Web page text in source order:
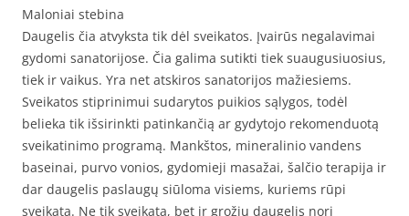
Maloniai stebina
Daugelis čia atvyksta tik dėl sveikatos. Įvairūs negalavimai
gydomi sanatorijose. Čia galima sutikti tiek suaugusiuosius,
tiek ir vaikus. Yra net atskiros sanatorijos mažiesiems.
Sveikatos stiprinimui sudarytos puikios sąlygos, todėl
belieka tik išsirinkti patinkančią ar gydytojo rekomenduotą
sveikatinimo programą. Mankštos, mineralinio vandens
baseinai, purvo vonios, gydomieji masažai, šalčio terapija ir
dar daugelis paslaugų siūloma visiems, kuriems rūpi
sveikata. Ne tik sveikata, bet ir grožiu daugelis nori